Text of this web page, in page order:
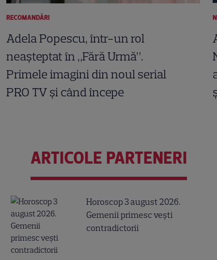
RECOMANDĂRI
Adela Popescu, într-un rol
neașteptat în „Fără Urmă”.
Primele imagini din noul serial
PRO TV și când începe
ARTICOLE PARTENERI
Horoscop 3 august 2026.
Gemenii primesc vești
contradictorii